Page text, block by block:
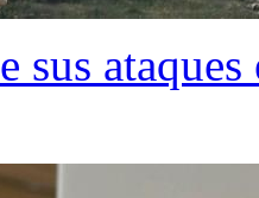
sus